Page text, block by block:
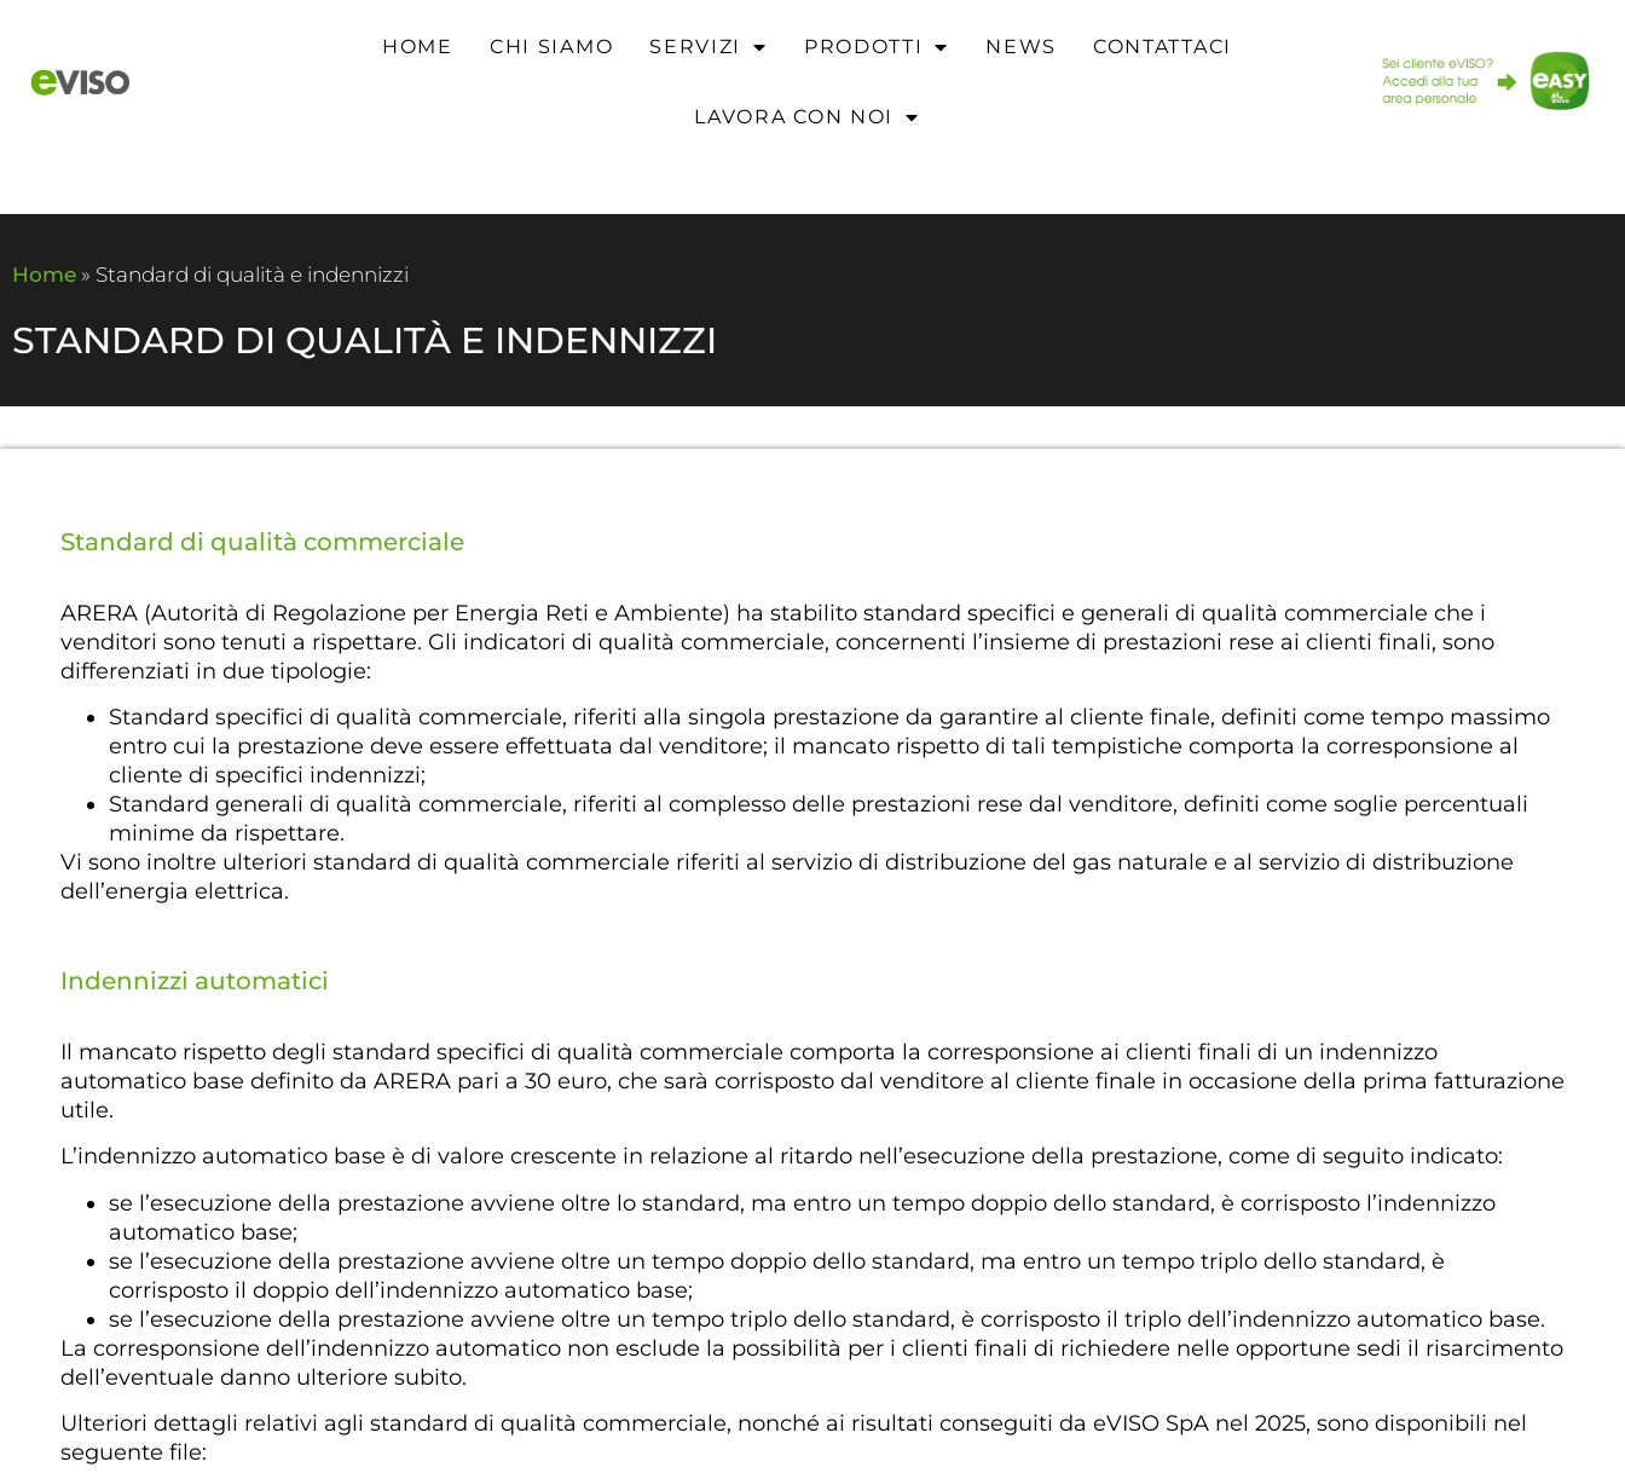
HOME CHI SIAMO SERVIZI PRODOTTI NEWS CONTATTACI
LAVORA CON NOI
Home » Standard di qualità e indennizzi
STANDARD DI QUALITÀ E INDENNIZZI
Standard di qualità commerciale
ARERA (Autorità di Regolazione per Energia Reti e Ambiente) ha stabilito standard specifici e generali di qualità commerciale che i
venditori sono tenuti a rispettare. Gli indicatori di qualità commerciale, concernenti l’insieme di prestazioni rese ai clienti finali, sono
differenziati in due tipologie:
Standard specifici di qualità commerciale, riferiti alla singola prestazione da garantire al cliente finale, definiti come tempo massimo
entro cui la prestazione deve essere effettuata dal venditore; il mancato rispetto di tali tempistiche comporta la corresponsione al
cliente di specifici indennizzi;
Standard generali di qualità commerciale, riferiti al complesso delle prestazioni rese dal venditore, definiti come soglie percentuali
minime da rispettare.
Vi sono inoltre ulteriori standard di qualità commerciale riferiti al servizio di distribuzione del gas naturale e al servizio di distribuzione
dell’energia elettrica.
Indennizzi automatici
Il mancato rispetto degli standard specifici di qualità commerciale comporta la corresponsione ai clienti finali di un indennizzo
automatico base definito da ARERA pari a 30 euro, che sarà corrisposto dal venditore al cliente finale in occasione della prima fatturazione
utile.
L’indennizzo automatico base è di valore crescente in relazione al ritardo nell’esecuzione della prestazione, come di seguito indicato:
se l’esecuzione della prestazione avviene oltre lo standard, ma entro un tempo doppio dello standard, è corrisposto l’indennizzo
automatico base;
se l’esecuzione della prestazione avviene oltre un tempo doppio dello standard, ma entro un tempo triplo dello standard, è
corrisposto il doppio dell’indennizzo automatico base;
se l’esecuzione della prestazione avviene oltre un tempo triplo dello standard, è corrisposto il triplo dell’indennizzo automatico base.
La corresponsione dell’indennizzo automatico non esclude la possibilità per i clienti finali di richiedere nelle opportune sedi il risarcimento
dell’eventuale danno ulteriore subito.
Ulteriori dettagli relativi agli standard di qualità commerciale, nonché ai risultati conseguiti da eVISO SpA nel 2025, sono disponibili nel
seguente file: